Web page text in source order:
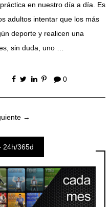
en nuestro día a día. Es
adultos intentar que los más
deporte y realicen una
sin duda, uno …
0
→
24h/365d